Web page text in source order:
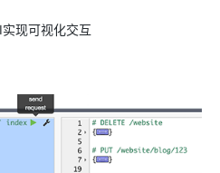
现可视化交互